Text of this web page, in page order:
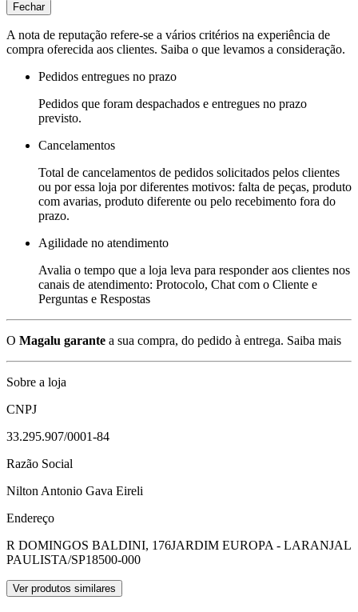
Fechar
A nota de reputação refere-se a vários critérios na experiência de
compra oferecida aos clientes. Saiba o que levamos a consideração.
Pedidos entregues no prazo
Pedidos que foram despachados e entregues no prazo
previsto.
Cancelamentos
Total de cancelamentos de pedidos solicitados pelos clientes
ou por essa loja por diferentes motivos: falta de peças, produto
com avarias, produto diferente ou pelo recebimento fora do
prazo.
Agilidade no atendimento
Avalia o tempo que a loja leva para responder aos clientes nos
canais de atendimento: Protocolo, Chat com o Cliente e
Perguntas e Respostas
O Magalu garante a sua compra, do pedido à entrega. Saiba mais
Sobre a loja
CNPJ
33.295.907/0001-84
Razão Social
Nilton Antonio Gava Eireli
Endereço
R DOMINGOS BALDINI, 176JARDIM EUROPA - LARANJAL
PAULISTA/SP18500-000
Ver produtos similares